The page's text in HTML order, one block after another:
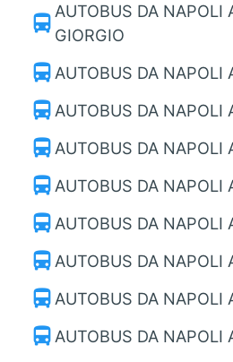
directions_bus AUTOBUS DA NAPOLI
GIORGIO
directions_bus AUTOBUS DA NAPOLI
directions_bus AUTOBUS DA NAPOLI
directions_bus AUTOBUS DA NAPOLI
directions_bus AUTOBUS DA NAPOLI
directions_bus AUTOBUS DA NAPOLI
directions_bus AUTOBUS DA NAPOLI
directions_bus AUTOBUS DA NAPOLI
directions_bus AUTOBUS DA NAPOLI